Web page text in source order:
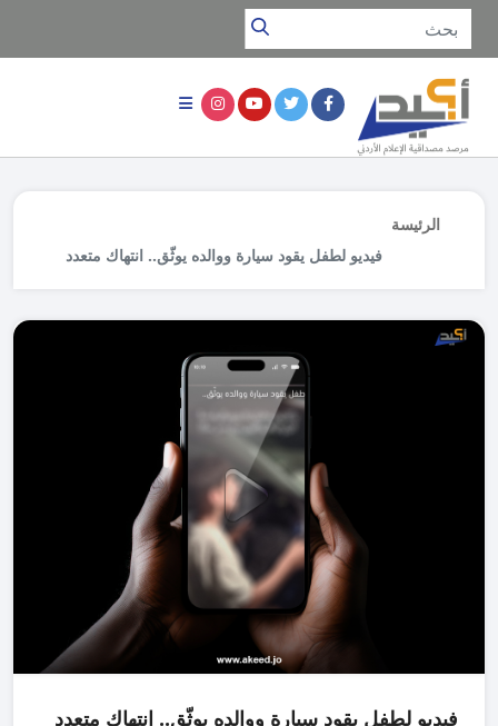
الرئيسة
فيديو لطفل يقود سيارة ووالده يوثّق.. انتهاك متعدد
مرفوضًا
فيديو لطفل يقود سيارة ووالده يوثّق.. انتهاك متعدد